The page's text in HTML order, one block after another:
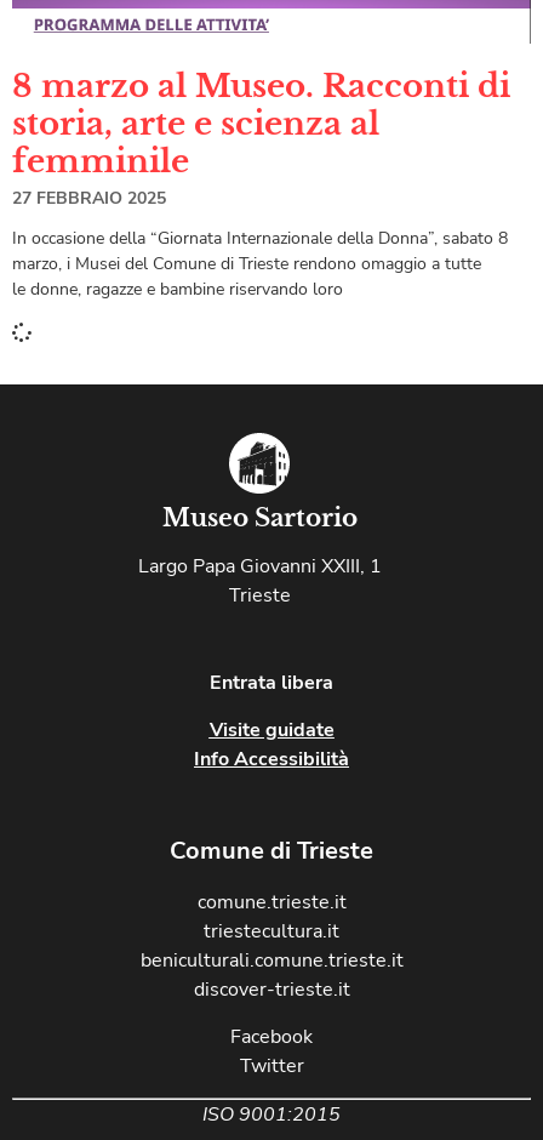
8 marzo al Museo. Racconti di
storia, arte e scienza al
femminile
27 FEBBRAIO 2025
In occasione della “Giornata Internazionale della Donna”, sabato 8
marzo, i Musei del Comune di Trieste rendono omaggio a tutte
le donne, ragazze e bambine riservando loro
Museo Sartorio
Largo Papa Giovanni XXIII, 1
Trieste
Entrata libera
Visite guidate
Info Accessibilità
Comune di Trieste
comune.trieste.it
triestecultura.it
beniculturali.comune.trieste.it
discover-trieste.it
Facebook
Twitter
ISO 9001:2015